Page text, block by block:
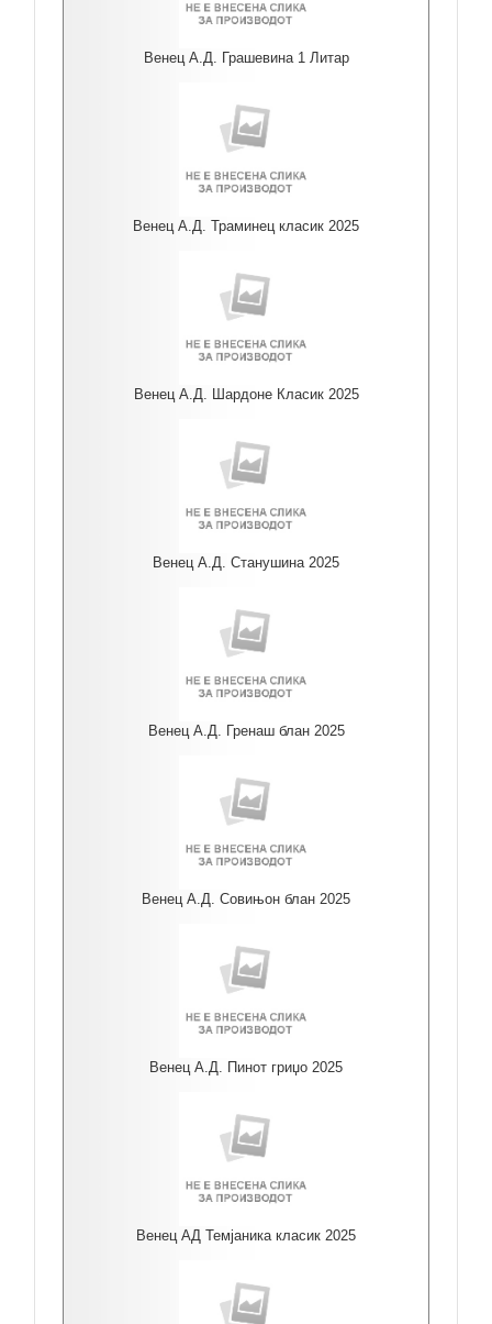
Венец А.Д. Грашевина 1 Литар
Венец А.Д. Траминец класик 2025
Венец А.Д. Шардоне Класик 2025
Венец А.Д. Станушина 2025
Венец А.Д. Гренаш блан 2025
Венец А.Д. Совињон блан 2025
Венец А.Д. Пинот гриџо 2025
Венец АД Темјаника класик 2025